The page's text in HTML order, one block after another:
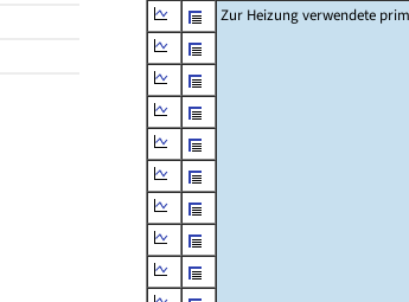
Zur Heizung verwendete